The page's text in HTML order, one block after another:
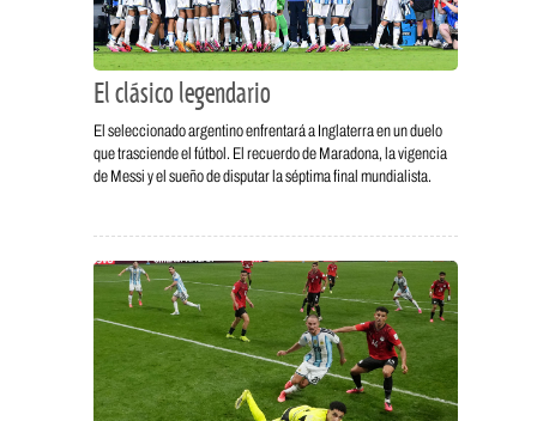
El clásico legendario
El seleccionado argentino enfrentará a Inglaterra en un duelo
que trasciende el fútbol. El recuerdo de Maradona, la vigencia
de Messi y el sueño de disputar la séptima final mundialista.